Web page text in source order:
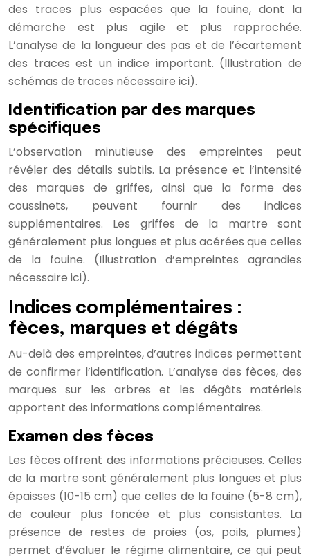
des traces plus espacées que la fouine, dont la
démarche est plus agile et plus rapprochée.
L’analyse de la longueur des pas et de l’écartement
des traces est un indice important. (Illustration de
schémas de traces nécessaire ici).
Identification par des marques
spécifiques
L’observation minutieuse des empreintes peut
révéler des détails subtils. La présence et l’intensité
des marques de griffes, ainsi que la forme des
coussinets, peuvent fournir des indices
supplémentaires. Les griffes de la martre sont
généralement plus longues et plus acérées que celles
de la fouine. (Illustration d’empreintes agrandies
nécessaire ici).
Indices complémentaires :
fèces, marques et dégâts
Au-delà des empreintes, d’autres indices permettent
de confirmer l’identification. L’analyse des fèces, des
marques sur les arbres et les dégâts matériels
apportent des informations complémentaires.
Examen des fèces
Les fèces offrent des informations précieuses. Celles
de la martre sont généralement plus longues et plus
épaisses (10-15 cm) que celles de la fouine (5-8 cm),
de couleur plus foncée et plus consistantes. La
présence de restes de proies (os, poils, plumes)
permet d’évaluer le régime alimentaire, ce qui peut